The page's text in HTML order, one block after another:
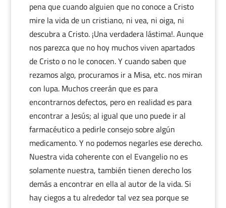
pena que cuando alguien que no conoce a Cristo
mire la vida de un cristiano, ni vea, ni oiga, ni
descubra a Cristo. ¡Una verdadera lástima!. Aunque
nos parezca que no hoy muchos viven apartados
de Cristo o no le conocen. Y cuando saben que
rezamos algo, procuramos ir a Misa, etc. nos miran
con lupa. Muchos creerán que es para
encontrarnos defectos, pero en realidad es para
encontrar a Jesús; al igual que uno puede ir al
farmacéutico a pedirle consejo sobre algún
medicamento. Y no podemos negarles ese derecho.
Nuestra vida coherente con el Evangelio no es
solamente nuestra, también tienen derecho los
demás a encontrar en ella al autor de la vida. Si
hay ciegos a tu alrededor tal vez sea porque se